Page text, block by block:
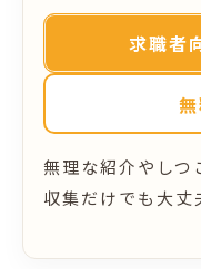
求職者
無理な紹介やしつ
収集だけでも大丈